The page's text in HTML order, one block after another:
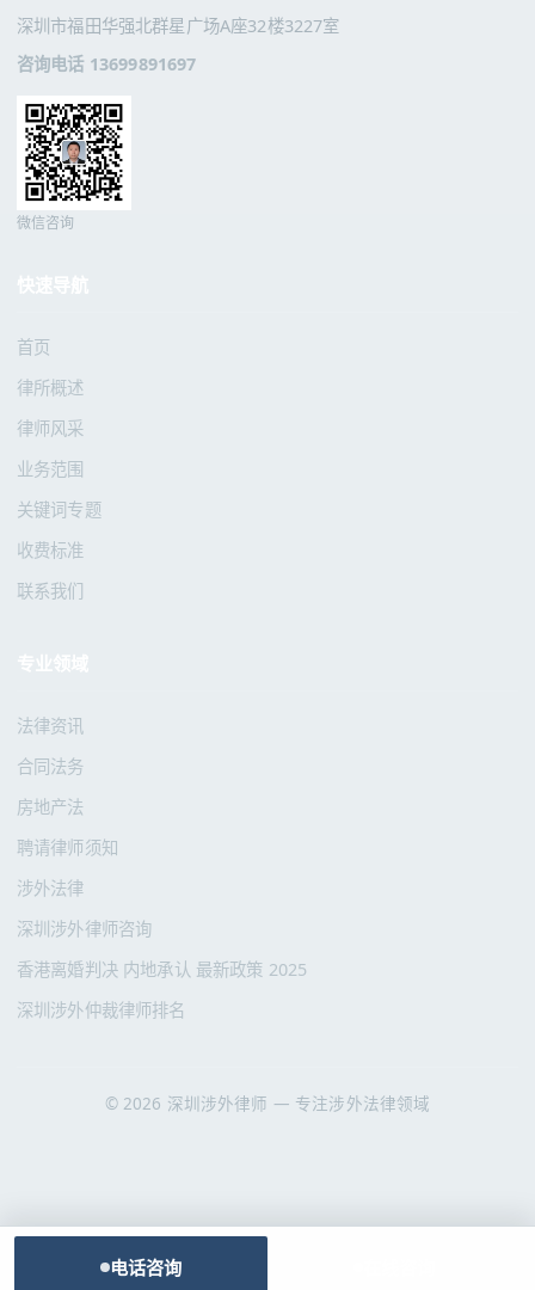
电话咨询
深圳市福田华强北群星广场A座32楼3227室
咨询电话 13699891697
微信咨询
首页
律所概述
律师风采
业务范围
关键词专题
收费标准
联系我们
法律资讯
合同法务
房地产法
聘请律师须知
涉外法律
深圳涉外律师咨询
香港离婚判决 内地承认 最新政策 2025
深圳涉外仲裁律师排名
© 2026 深圳涉外律师 — 专注涉外法律领域